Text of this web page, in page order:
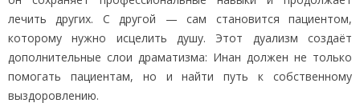
лечить других. С другой — сам становится пациентом,
которому нужно исцелить душу. Этот дуализм создаёт
дополнительные слои драматизма: Инан должен не только
помогать пациентам, но и найти путь к собственному
выздоровлению.